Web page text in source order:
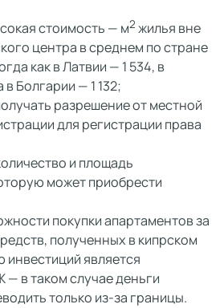
стоимость — м2 жилья вне
центра в среднем по стране
как в Латвии — 1 534, в
Болгарии — 1 132;
разрешение от местной
для регистрации права
и площадь
может приобрести
покупки апартаментов за
полученных в кипрском
инвестиций является
в таком случае деньги
только из-за границы.